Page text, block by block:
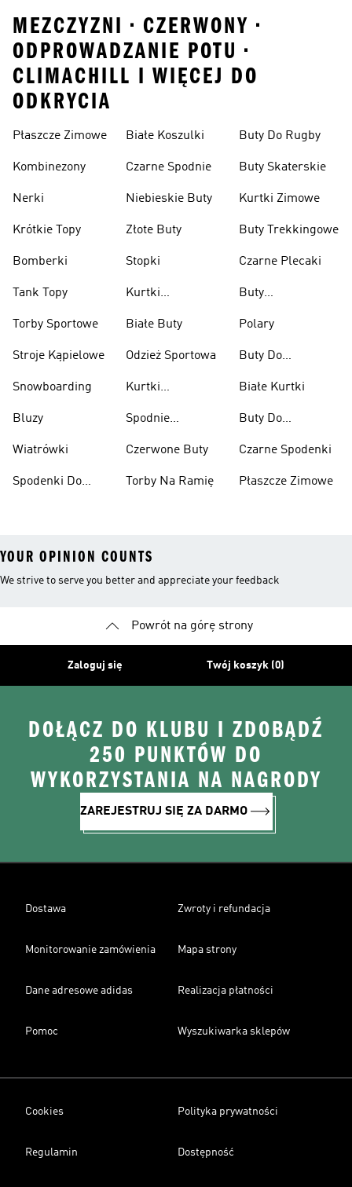
MEZCZYZNI • CZERWONY •
ODPROWADZANIE POTU •
CLIMACHILL I WIĘCEJ DO
ODKRYCIA
Płaszcze Zimowe
Kombinezony
Nerki
Krótkie Topy
Bomberki
Tank Topy
Torby Sportowe
Stroje Kąpielowe
Snowboarding
Bluzy
Wiatrówki
Spodenki Do
Białe Koszulki
Czarne Spodnie
Niebieskie Buty
Złote Buty
Stopki
Kurtki
Białe Buty
Odzież Sportowa
Kurtki
Spodnie
Czerwone Buty
Torby Na Ramię
Buty Do Rugby
Buty Skaterskie
Kurtki Zimowe
Buty Trekkingowe
Czarne Plecaki
Buty
Polary
Buty Do
Ciężarów
Białe Kurtki
Buty Do
Czarne Spodenki
Płaszcze Zimowe
YOUR OPINION COUNTS
We strive to serve you better and appreciate your feedback
Powrót na górę strony
Zaloguj się Twój koszyk (0)
DOŁĄCZ DO KLUBU I ZDOBĄDŹ
250 PUNKTÓW DO
WYKORZYSTANIA NA NAGRODY
ZAREJESTRUJ SIĘ ZA DARMO
Dostawa Zwroty i refundacja
Monitorowanie zamówienia Mapa strony
Dane adresowe adidas Realizacja płatności
Pomoc Wyszukiwarka sklepów
Cookies Polityka prywatności
Regulamin Dostępność